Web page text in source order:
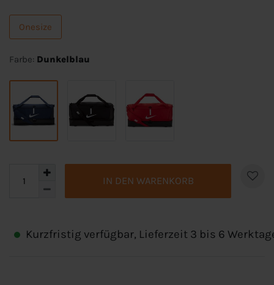
Onesize
Farbe: Dunkelblau
IN DEN WARENKORB
Kurzfristig verfügbar, Lieferzeit 3 bis 6